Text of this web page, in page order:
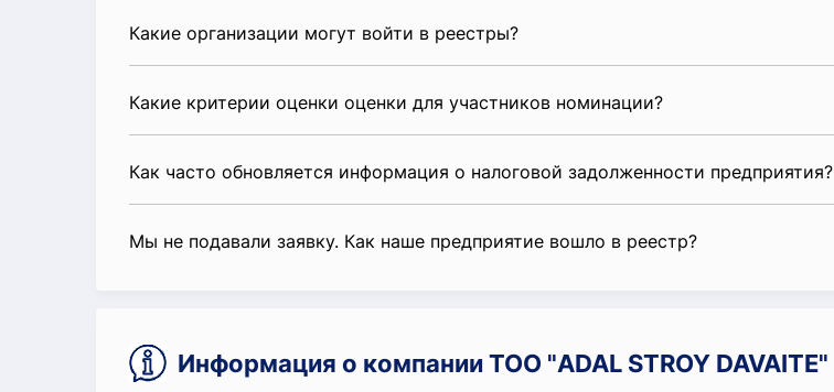
Какие организации могут войти в реестры?
Какие критерии оценки оценки для участников номинации?
Как часто обновляется информация о налоговой задолженности предприятия?
Мы не подавали заявку. Как наше предприятие вошло в реестр?
Информация о компании ТОО "ADAL STROY DAVAITE"